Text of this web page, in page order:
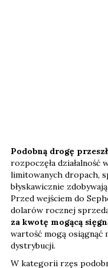
Podobną drogę
rozpoczęła działalność
limitowanych dropach,
błyskawicznie
Przed wejściem do
dolarów rocznej
za kwotę mogącą
wartość mogą osiągnąć
dystrybucji.
W kategorii rzęs